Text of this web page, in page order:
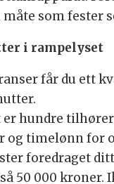
som fester
i rampelyset
får du ett
er hundre
og timelønn for
foredraget
50 000 kroner.